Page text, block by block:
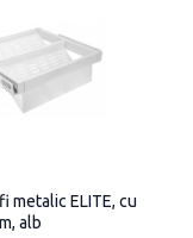
metalic ELITE, cu
alb